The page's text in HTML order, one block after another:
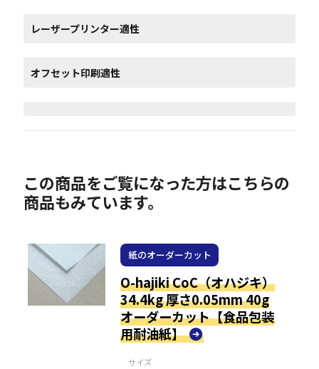
レーザープリンター適性
オフセット印刷適性
この商品をご覧になった方はこちらの
商品もみています。
紙のオーダーカット
O-hajiki CoC（オハジキ）
34.4kg 厚さ0.05mm 40g
オーダーカット【食品包装
用耐油紙】
サイズ